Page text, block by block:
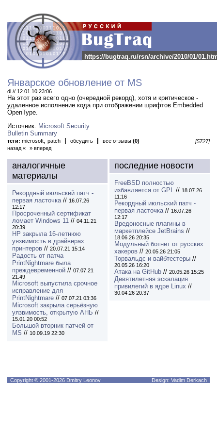
https://bugtraq.ru/rsn/archive/2010/01/
Январское обновление от MS
dl // 12.01.10 23:06
На этот раз всего одно (очередной рекорд), хотя и критическое -
удаленное исполнение кода при отображении шрифтов Embedded
OpenType.
Источник: Microsoft Security
Bulletin Summary
теги: microsoft, patch обсудить все отзывы (0)
[5727]
назад «
» вперед
аналогичные
материалы
Рекордный июльский патч -
первая ласточка// 16.07.26
12:17
Просроченный сертификат
ломает Windows 11 // 04.11.21
20:39
HP закрыла 16-летнюю
уязвимость в драйверах
принтеров // 20.07.21 15:14
Радость от патча
PrintNightmare была
преждевременной // 07.07.21
21:49
Microsoft выпустила срочное
исправление для
PrintNightmare // 07.07.21 03:36
Microsoft закрыла серьёзную
уязвимость, открытую АНБ //
15.01.20 00:52
Большой вторник патчей от
MS // 10.09.19 22:30
последние новости
FreeBSD полностью
избавляется от GPL // 18.07.26
11:16
Рекордный июльский патч -
первая ласточка// 16.07.26
12:17
Вредоносные плагины в
маркетплейсе JetBrains //
18.06.26 20:35
Модульный ботнет от русских
хакеров // 20.05.26 21:05
Торвальдс и вайбтестеры //
20.05.26 16:20
Атака на GitHub // 20.05.26 15:25
Девятилетняя эскалация
привилегий в ядре Linux //
30.04.26 20:37
Copyright © 2001-2026 Dmitry Leonov Design: Vadim Derkach